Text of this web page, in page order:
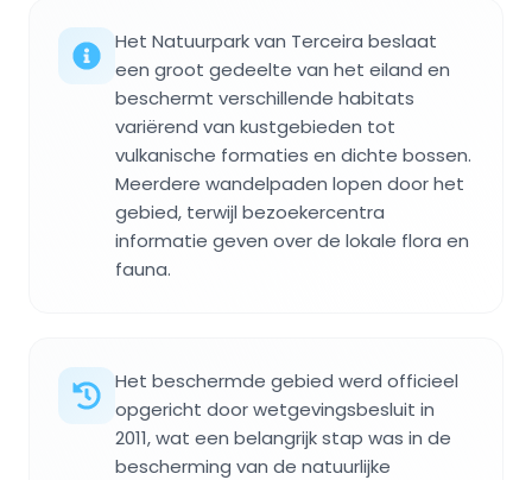
Het Natuurpark van Terceira beslaat
een groot gedeelte van het eiland en
beschermt verschillende habitats
variërend van kustgebieden tot
vulkanische formaties en dichte bossen.
Meerdere wandelpaden lopen door het
gebied, terwijl bezoekercentra
informatie geven over de lokale flora en
fauna.
Het beschermde gebied werd officieel
opgericht door wetgevingsbesluit in
2011, wat een belangrijk stap was in de
bescherming van de natuurlijke